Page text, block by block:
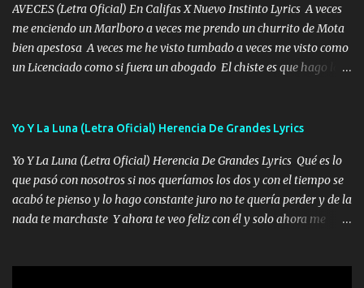
AVECES (Letra Oficial) En Califas X Nuevo Instinto Lyrics A veces
me enciendo un Marlboro a veces me prendo un churrito de Mota
bien apestosa A veces me he visto tumbado a veces me visto como
un Licenciado como si fuera un abogado El chiste es que hago lo
importa no saben nada falsas las risas las que me miran hay gente
A veces me pongo un sombrero a veces me ven la cachucha de lado
con la mirada siempre en alto A veces me fajó una super o a veces
me fajó una Glock siempre armado todas las generaciones yo
traigo El chiste es que hago lo que quiero pues así soy me mandó
Yo Y La Luna (Letra Oficial) Herencia De Grandes Lyrics
Yo Y La Luna (Letra Oficial) Herencia De Grandes Lyrics Qué es lo
que pasó con nosotros si nos queríamos los dos y con el tiempo se
acabó te pienso y lo hago constante juro no te quería perder y de la
nada te marchaste Y ahora te veo feliz con él y solo ahora me